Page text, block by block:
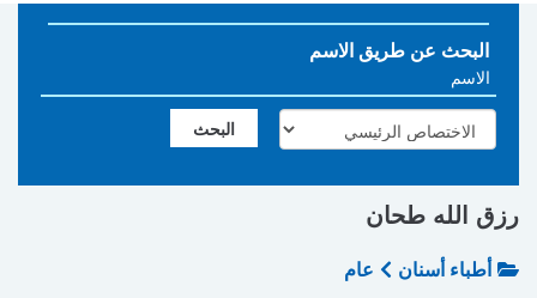
البحث عن طريق الاسم
رزق الله طحان
أطباء أسنان
عام